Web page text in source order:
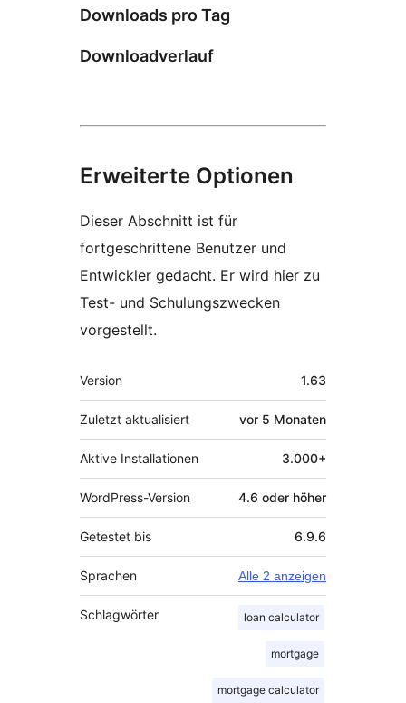
Downloads pro Tag
Downloadverlauf
Erweiterte Optionen
Dieser Abschnitt ist für
fortgeschrittene Benutzer und
Entwickler gedacht. Er wird hier zu
Test- und Schulungszwecken
vorgestellt.
Meta
Version 1.63
Zuletzt aktualisiert vor 5 Monaten
Aktive Installationen 3.000+
WordPress-Version 4.6 oder höher
Getestet bis 6.9.6
Sprachen Alle 2 anzeigen
Schlagwörter loan calculator
mortgage
mortgage calculator